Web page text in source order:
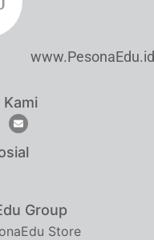
www.PesonaEdu.id
Group
Store